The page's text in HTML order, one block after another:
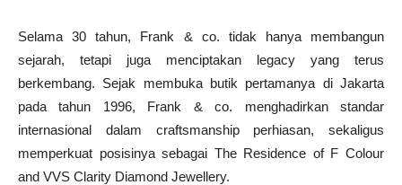
Selama 30 tahun, Frank & co. tidak hanya membangun
sejarah, tetapi juga menciptakan legacy yang terus
berkembang. Sejak membuka butik pertamanya di Jakarta
pada tahun 1996, Frank & co. menghadirkan standar
internasional dalam craftsmanship perhiasan, sekaligus
memperkuat posisinya sebagai The Residence of F Colour
and VVS Clarity Diamond Jewellery.